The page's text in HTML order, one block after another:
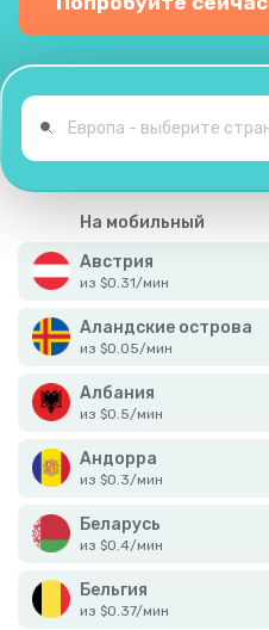
На мобильный
Австрия
из $0.31/мин
Аландские острова
из $0.05/мин
Албания
из $0.5/мин
Андорра
из $0.3/мин
Беларусь
из $0.4/мин
Бельгия
из $0.37/мин